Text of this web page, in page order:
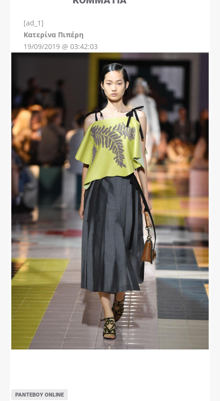
[ad_1]
Kατερίνα Πιπέρη
19/09/2019 @ 03:42:03
ΡΑΝΤΕΒΟΎ ONLINE